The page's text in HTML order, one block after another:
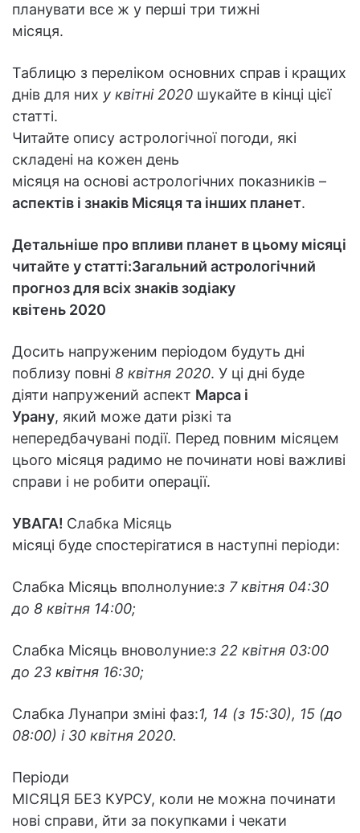
планувати все ж у перші три тижні
місяця.
Таблицю з переліком основних справ і кращих
днів для них у квітні 2020 шукайте в кінці цієї
статті.
Читайте опису астрологічної погоди, які
складені на кожен день
місяця на основі астрологічних показників –
аспектів і знаків Місяця та інших планет.
Детальніше про впливи планет в цьому місяці
читайте у статті:Загальний астрологічний
прогноз для всіх знаків зодіаку
квітень 2020
Досить напруженим періодом будуть дні
поблизу повні 8 квітня 2020. У ці дні буде
діяти напружений аспект Марса і
Урану, який може дати різкі та
непередбачувані події. Перед повним місяцем
цього місяця радимо не починати нові важливі
справи і не робити операції.
УВАГА! Слабка Місяць
місяці буде спостерігатися в наступні періоди:
Слабка Місяць вполнолуние:з 7 квітня 04:30
до 8 квітня 14:00;
Слабка Місяць вноволуние:з 22 квітня 03:00
до 23 квітня 16:30;
Слабка Лунапри зміні фаз:1, 14 (з 15:30), 15 (до
08:00) і 30 квітня 2020.
Періоди
МІСЯЦЯ БЕЗ КУРСУ, коли не можна починати
нові справи, йти за покупками і чекати